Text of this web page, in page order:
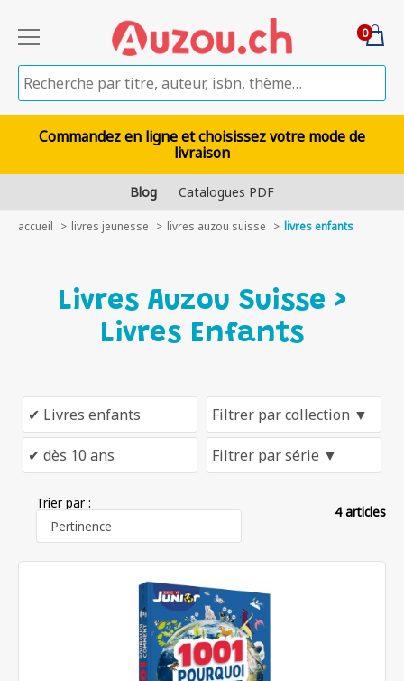
0
Commandez en ligne et choisissez votre mode de
livraison
Blog Catalogues PDF
accueil livres jeunesse livres auzou suisse livres enfants
Livres Auzou Suisse >
Livres Enfants
Trier par :
4 articles